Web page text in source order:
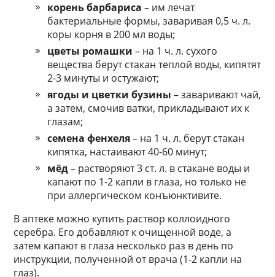
корень барбариса – им лечат
бактериальные формы, заваривая 0,5 ч. л.
коры корня в 200 мл воды;
цветы ромашки – на 1 ч. л. сухого
вещества берут стакан теплой воды, кипятят
2-3 минуты и остужают;
ягоды и цветки бузины – заваривают чай,
а затем, смочив ватки, прикладывают их к
глазам;
семена фенхеля– на 1 ч. л. берут стакан
кипятка, настаивают 40-60 минут;
мёд– растворяют 3 ст. л. в стакане воды и
капают по 1-2 капли в глаза, но только не
при аллергическом конъюнктивите.
В аптеке можно купить раствор коллоидного
серебра. Его добавляют к очищенной воде, а
затем капают в глаза несколько раз в день по
инструкции, полученной от врача (1-2 капли на
глаз).